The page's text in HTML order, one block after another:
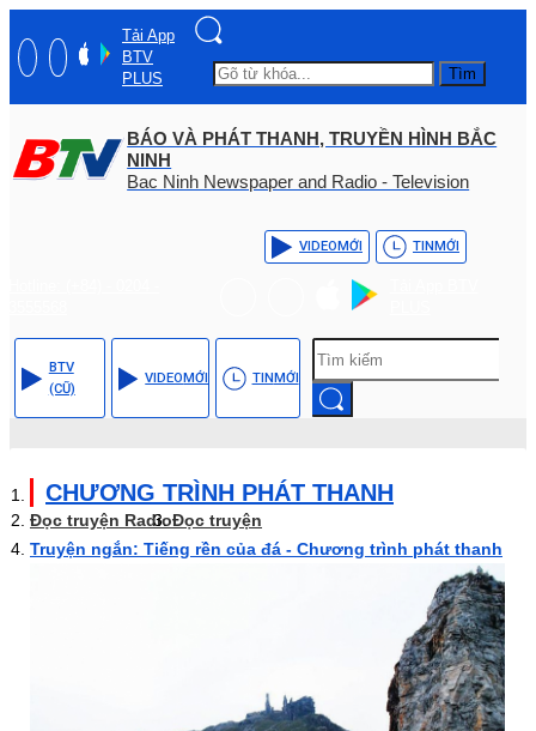
Tải App
BTV
PLUS
Tìm
BÁO VÀ PHÁT THANH, TRUYỀN HÌNH BẮC
NINH
Bac Ninh Newspaper and Radio - Television
VIDEOMỚI TINMỚI
BTV
(CŨ)
VIDEOMỚI TINMỚI
CHƯƠNG TRÌNH PHÁT THANH
Đọc truyện RadioĐọc truyện
Truyện ngắn: Tiếng rền của đá - Chương trình phát thanh